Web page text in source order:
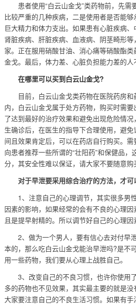
患者使用“白云山金戈”类药物前，先需
比较严重的几种疾病，二是使用者是否能
巨大精力和体力支出。如果患有心脏疾病、
肾脏疾病、肝脏疾病、血液病、阴茎畸形
家。正在服用硝酸甘油、消心痛等硝酸酯
金戈。最后，体力差、心脏负担能力差的人
在哪里可以买到白云山金戈?
目前，白云山金戈类药物在医院药房和
内，白云山金戈属于处方药物，购买时需
了达到最好的治疗效果和避免出现危险情
生确诊后，在医生的指导下合理使用，避
间且效果肯定后，可以在药店自行购买。
向患者推荐一些所谓的“壮阳药”和保健品
分，其安全性难以保证，请大家不要随意购
对于早泄要采用综合治疗的方法，才可
1、注意自己的心理调节，其实很多男
因素的影响，如果经常的会有不良的心理
且是提早射精的。所以调节好自己的心理因
2、做为一个男人，要有信心去对付早
本的，那么吃白云山金戈能治早泄吗?是不
用一些药物，我们要从心理上战胜自己。
3、改变自己的不良习惯，也许你使用
多的药物也不见效果，其实最主要的就是
大家要注意自己的不良生活习惯。如果有